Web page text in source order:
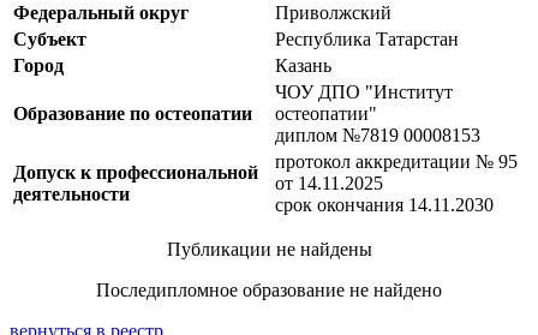
Федеральный округ
Приволжский
Субъект
Республика Татарстан
Город
Казань
Образование по остеопатии
ЧОУ ДПО "Институт
остеопатии"
диплом №7819 00008153
Допуск к профессиональной
деятельности
протокол аккредитации № 95
от 14.11.2025
срок окончания 14.11.2030
Публикации не найдены
Последипломное образование не найдено
вернуться в реестр